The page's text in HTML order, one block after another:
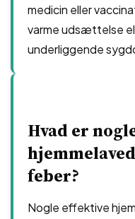
medicin eller
varme udsættelse
underliggende
Hvad er
feber?
Nogle effektive